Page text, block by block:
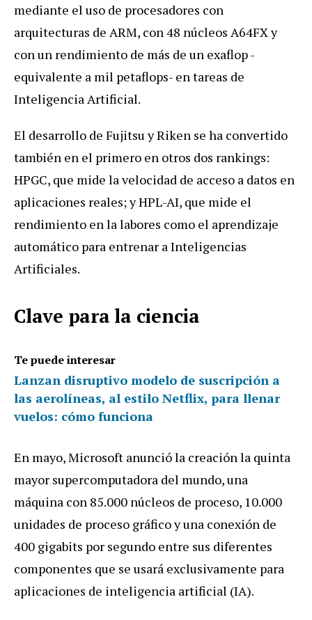
mediante el uso de procesadores con
arquitecturas de ARM, con 48 núcleos A64FX y
con un rendimiento de más de un exaflop -
equivalente a mil petaflops- en tareas de
Inteligencia Artificial.
El desarrollo de Fujitsu y Riken se ha convertido
también en el primero en otros dos rankings:
HPGC, que mide la velocidad de acceso a datos en
aplicaciones reales; y HPL-AI, que mide el
rendimiento en la labores como el aprendizaje
automático para entrenar a Inteligencias
Artificiales.
Clave para la ciencia
Te puede interesar
Lanzan disruptivo modelo de suscripción a
las aerolíneas, al estilo Netflix, para llenar
vuelos: cómo funciona
En mayo, Microsoft anunció la creación la quinta
mayor supercomputadora del mundo, una
máquina con 85.000 núcleos de proceso, 10.000
unidades de proceso gráfico y una conexión de
400 gigabits por segundo entre sus diferentes
componentes que se usará exclusivamente para
aplicaciones de inteligencia artificial (IA).